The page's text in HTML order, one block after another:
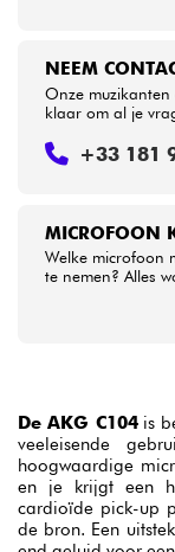
MICROFOON
Welke microfoon
te nemen? Alles
NEEM
Onze muzikanten
klaar om al je
+33 181
De AKG C104is
veeleisende
hoogwaardige
en je krijgt een
cardioïde pick-up
de bron. Een